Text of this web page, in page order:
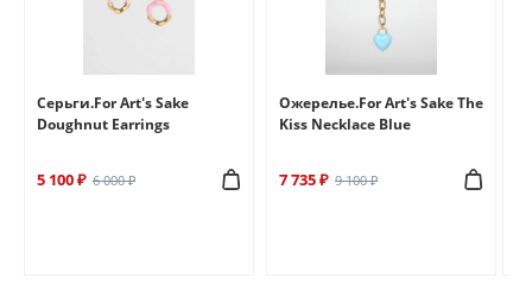
Серьги.For Art's Sake
Doughnut Earrings
5 100 ₽ 6 000 ₽
Ожерелье.For Art's Sake The
Kiss Necklace Blue
7 735 ₽ 9 100 ₽